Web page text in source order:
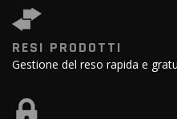
RESI PRODOTTI
Gestione del reso rapida e